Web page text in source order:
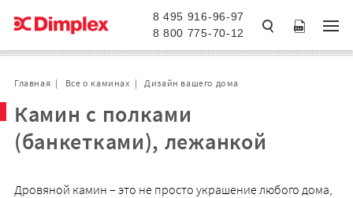
8 495 916-96-97
8 800 775-70-12
Главная Все о каминах Дизайн вашего дома
Камин с полками
(банкетками), лежанкой
Дровяной камин – это не просто украшение любого дома,